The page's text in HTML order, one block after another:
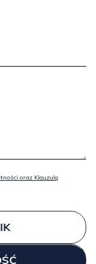
oraz Klauzulą